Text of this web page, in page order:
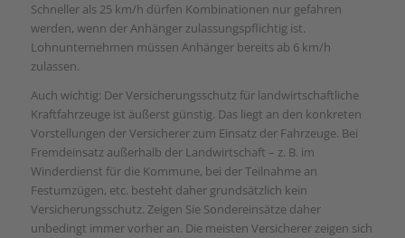
Schneller als 25 km/h dürfen Kombinationen nur gefahren
werden, wenn der Anhänger zulassungspflichtig ist.
Lohnunternehmen müssen Anhänger bereits ab 6 km/h
zulassen.
Auch wichtig: Der Versicherungsschutz für landwirtschaftliche
Kraftfahrzeuge ist äußerst günstig. Das liegt an den konkreten
Vorstellungen der Versicherer zum Einsatz der Fahrzeuge. Bei
Fremdeinsatz außerhalb der Landwirtschaft – z. B. im
Winderdienst für die Kommune, bei der Teilnahme an
Festumzügen, etc. besteht daher grundsätzlich kein
Versicherungsschutz. Zeigen Sie Sondereinsätze daher
unbedingt immer vorher an. Die meisten Versicherer zeigen sich